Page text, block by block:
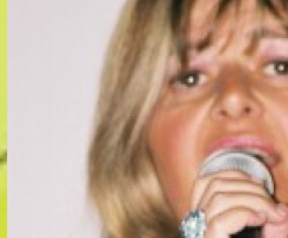
The Yacht Club